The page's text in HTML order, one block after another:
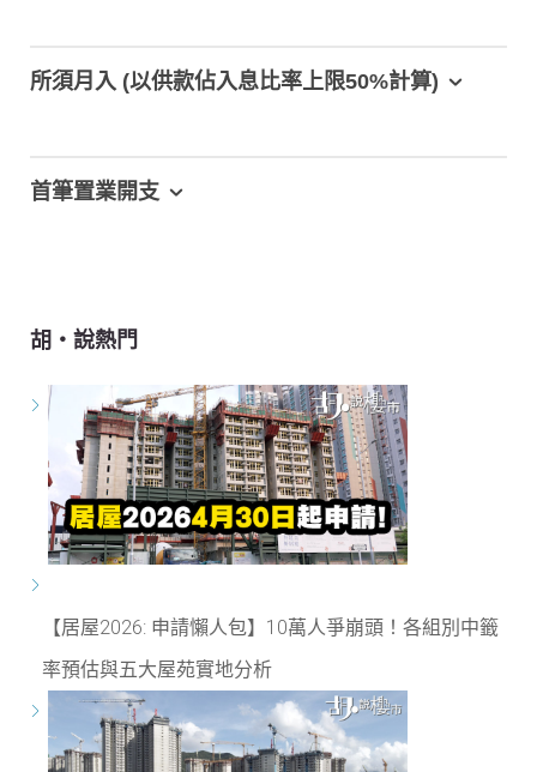
所須月入 (以供款佔入息比率上限50%計算)
首筆置業開支
胡‧說熱門
【居屋2026: 申請懶人包】10萬人爭崩頭！各組別中籤
率預估與五大屋苑實地分析